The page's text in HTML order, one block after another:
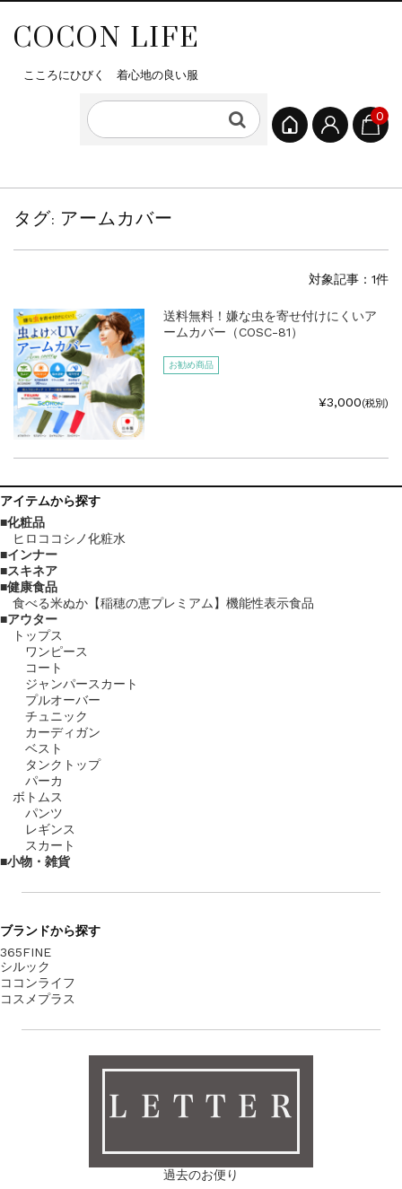
COCON LIFE
こころにひびく 着心地の良い服
0
タグ: アームカバー
対象記事：1件
送料無料！嫌な虫を寄せ付けにくいア
ームカバー（COSC-81）
お勧め商品
¥3,000(税別)
アイテムから探す
化粧品
ヒロココシノ化粧水
インナー
スキネア
健康食品
食べる米ぬか【稲穂の恵プレミアム】機能性表示食品
アウター
トップス
ワンピース
コート
ジャンパースカート
プルオーバー
チュニック
カーディガン
ベスト
タンクトップ
パーカ
ボトムス
パンツ
レギンス
スカート
小物・雑貨
ブランドから探す
365FINE
シルック
ココンライフ
コスメプラス
ＬＥＴＴＥＲ
過去のお便り